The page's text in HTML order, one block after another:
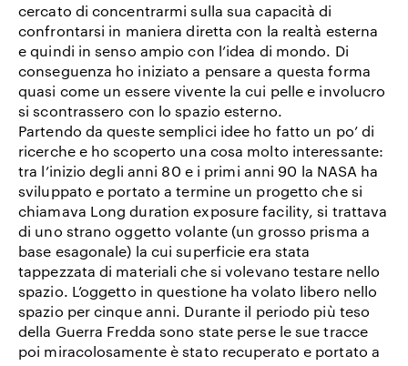
cercato di concentrarmi sulla sua capacità di
confrontarsi in maniera diretta con la realtà esterna
e quindi in senso ampio con l’idea di mondo. Di
conseguenza ho iniziato a pensare a questa forma
quasi come un essere vivente la cui pelle e involucro
si scontrassero con lo spazio esterno.
Partendo da queste semplici idee ho fatto un po’ di
ricerche e ho scoperto una cosa molto interessante:
tra l’inizio degli anni 80 e i primi anni 90 la NASA ha
sviluppato e portato a termine un progetto che si
chiamava Long duration exposure facility, si trattava
di uno strano oggetto volante (un grosso prisma a
base esagonale) la cui superficie era stata
tappezzata di materiali che si volevano testare nello
spazio. L’oggetto in questione ha volato libero nello
spazio per cinque anni. Durante il periodo più teso
della Guerra Fredda sono state perse le sue tracce
poi miracolosamente è stato recuperato e portato a